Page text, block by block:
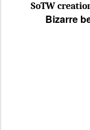
SoTW
Bizarre